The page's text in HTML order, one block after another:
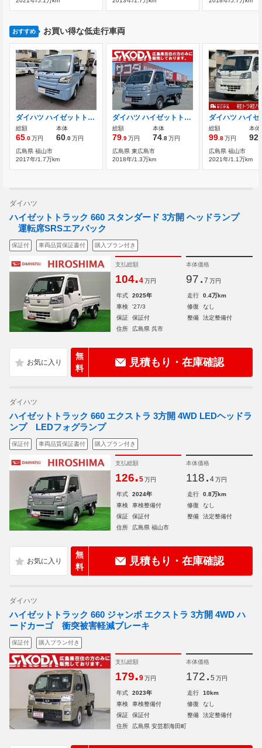
おすすめ お買い得な低走行車両
ダイハツ ハイゼットトラック 660 スタンダード 3方開
総額
65.0万円
本体
60.0万円
広島県 福山市
2017年/1.7万km
ダイハツ ハイゼットトラック 660 スタンダード 3方開 ラジオ マニュアルエアコン パワステ
総額
79.9万円
本体
74.8万円
広島県 東広島市
2018年/1.3万km
総額
99.8万円
本体
92
広島県 福山市
2021年/1.1万km
ダイハツ
ハイゼットトラック 660 スタンダード 3方開 ヘッドランプ
運転席SRSエアバック
保証付 車両品質保証書付 購入プラン付き
支払総額
104.4 万円
本体価格
97. 7 万円
年式 2025年 走行
0.4万km
車検
'27/3 修復
なし
保証
保証付 整備
法定整備付
住所
広島県 呉市
無
料
見積もり・在庫確認
ダイハツ
ハイゼットトラック 660 エクストラ 3方開 4WD LEDヘッドラ
ンプ LEDフォグランプ
保証付 車両品質保証書付 購入プラン付き
支払総額
126.5 万円
本体価格
118. 4 万円
年式 2024年 走行
0.8万km
車検
車検整備付 修復
なし
保証
保証付 整備
法定整備付
住所
広島県 福山市
無
料
見積もり・在庫確認
ダイハツ
ハイゼットトラック 660 ジャンボ エクストラ 3方開 4WD ハ
ードカーゴ 衝突被害軽減ブレーキ
保証付 購入プラン付き
支払総額
179.9 万円
本体価格
172. 5 万円
年式 2023年 走行
10km
車検
車検整備付 修復
なし
保証
保証付 整備
法定整備付
住所
広島県 安芸郡海田町